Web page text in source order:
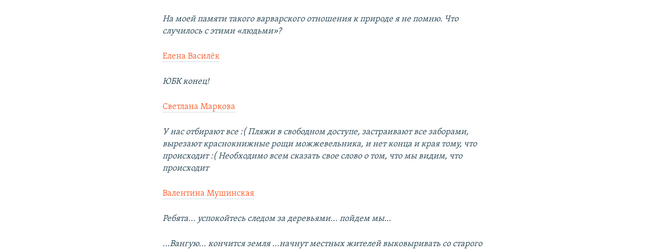
На моей памяти такого варварского отношения к природе я не помню. Что
случилось с этими «людьми»?
Елена Василёк
ЮБК конец!
Светлана Маркова
У нас отбирают все :( Пляжи в свободном доступе, застраивают все заборами,
вырезают краснокнижные рощи можжевельника, и нет конца и края тому, что
происходит :( Необходимо всем сказать свое слово о том, что мы видим, что
происходит
Валентина Мушинская
Ребята... успокойтесь следом за деревьями... пойдем мы…
...Вангую... кончится земля ...начнут местных жителей выковыривать со старого